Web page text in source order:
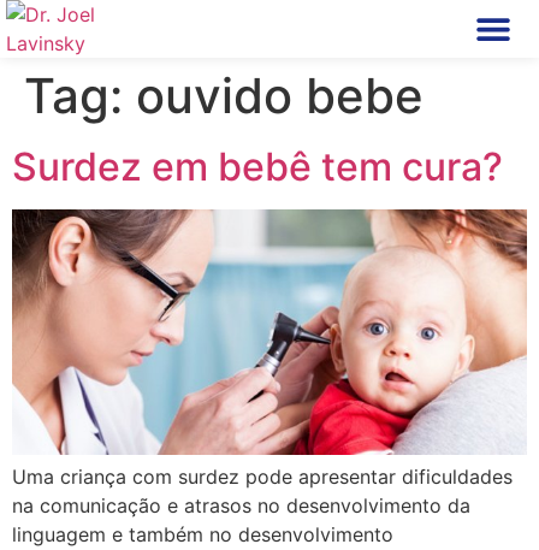
Tag: ouvido bebe
Surdez em bebê tem cura?
Uma criança com surdez pode apresentar dificuldades
na comunicação e atrasos no desenvolvimento da
linguagem e também no desenvolvimento